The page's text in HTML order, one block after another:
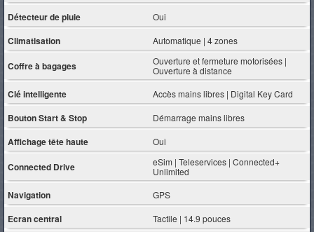
Détecteur de pluie Oui
Climatisation Automatique | 4 zones
Coffre à bagages
Ouverture et fermeture motorisées |
Ouverture à distance
Clé intelligente Accès mains libres | Digital Key Card
Bouton Start & Stop Démarrage mains libres
Affichage tête haute Oui
Connected Drive
eSim | Teleservices | Connected+
Unlimited
Navigation GPS
Ecran central Tactile | 14.9 pouces